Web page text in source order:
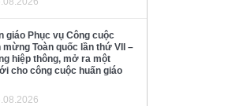
giáo Phục vụ Công cuộc
mừng Toàn quốc lần thứ VII –
hiệp thông, mở ra một
cho công cuộc huấn giáo